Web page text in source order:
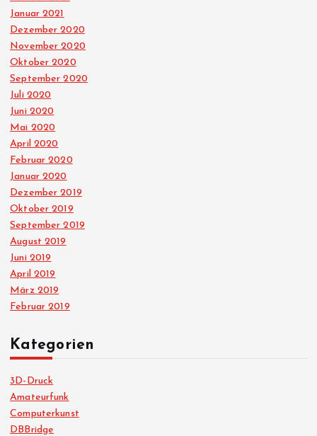
Januar 2021
Dezember 2020
November 2020
Oktober 2020
September 2020
Juli 2020
Juni 2020
Mai 2020
April 2020
Februar 2020
Januar 2020
Dezember 2019
Oktober 2019
September 2019
August 2019
Juni 2019
April 2019
März 2019
Februar 2019
Kategorien
3D-Druck
Amateurfunk
Computerkunst
DBBridge